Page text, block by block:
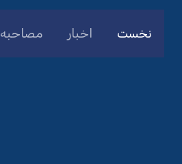
نخست اخبار مصاحبه